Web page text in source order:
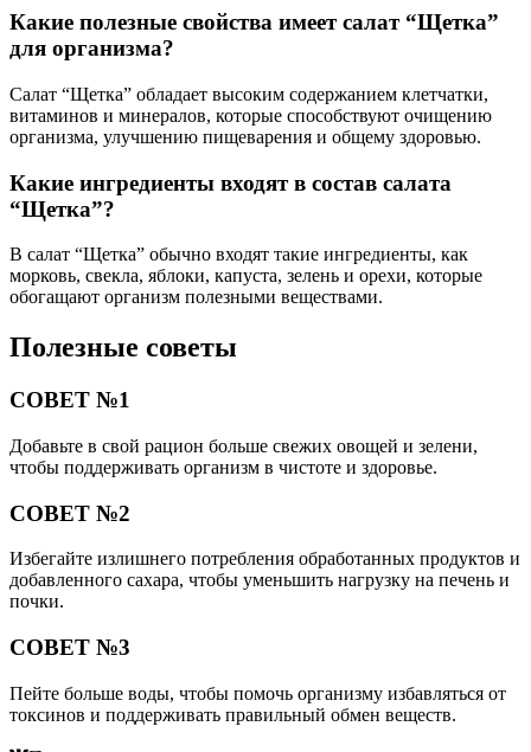
Какие полезные свойства имеет салат “Щетка”
для организма?
Салат “Щетка” обладает высоким содержанием клетчатки,
витаминов и минералов, которые способствуют очищению
организма, улучшению пищеварения и общему здоровью.
Какие ингредиенты входят в состав салата
“Щетка”?
В салат “Щетка” обычно входят такие ингредиенты, как
морковь, свекла, яблоки, капуста, зелень и орехи, которые
обогащают организм полезными веществами.
Полезные советы
СОВЕТ №1
Добавьте в свой рацион больше свежих овощей и зелени,
чтобы поддерживать организм в чистоте и здоровье.
СОВЕТ №2
Избегайте излишнего потребления обработанных продуктов и
добавленного сахара, чтобы уменьшить нагрузку на печень и
почки.
СОВЕТ №3
Пейте больше воды, чтобы помочь организму избавляться от
токсинов и поддерживать правильный обмен веществ.